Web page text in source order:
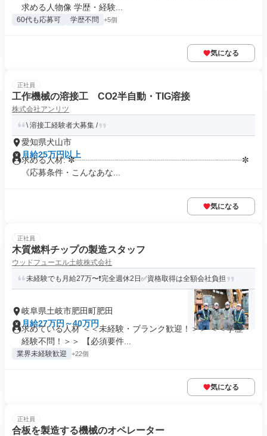
求める人物像 学歴・経験...
60代も応募可 学歴不問 +5個
気になる
正社員
工作機械の溶接工 CO2半自動・TIG溶接
株式会社アンリツ
\ 溶接工経験者大募集 /
愛知県犬山市
月給25万円以上
求める人材: ✼┈┈┈┈┈┈┈┈┈┈┈┈┈┈┈┈┈┈┈┈✼
《応募条件・こんなあな...
気になる
正社員
木質燃料チップの製造スタッフ
ウッドフューエル土岐株式会社
未経験でも月給27万〜❗完全週休2日✅資格取得は全額会社負担
岐阜県土岐市肥田町肥田
月給27万円～40万円
求めている人材 ＜＜未経験・ブランク歓迎！＞＞ ＜＜学歴・
経験不問！＞＞ 【必須要件...
業界未経験歓迎 +22個
気になる
正社員
合板を製造する機械のオペレーター